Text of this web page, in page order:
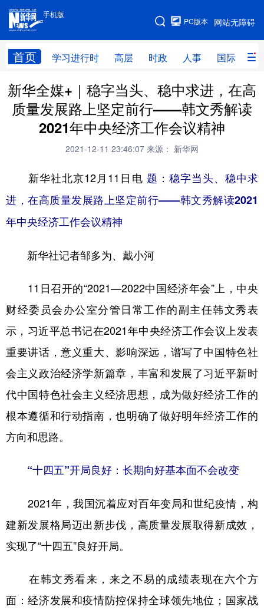
手机版
网站无障碍
PC版本
首页 学习进行时 高层 时政 人事 国际 财
手机版
网站地图
学习进行时 高层 时政 人事
国际 财经 网评 港澳
思客智库 全球连线 教育
文化 健康
食品 人居 信息化
学术中国 乡村振兴 银龄 溯源中国
城市 旅游 能源 会展
彩票 娱乐 时尚 悦读
公益 一带一路 亚太网 上市公司
地方频道
浙江 安徽 福建 江西
山东 河南 湖北 湖南
四川 贵州 云南 西藏
陕西 甘肃 青海 宁夏
新华全媒+｜稳字当头、稳中求进，在高
质量发展路上坚定前行——韩文秀解读
2021年中央经济工作会议精神
2021-12-11 23:46:07 来源： 新华网
新华社北京12月11日电 题：稳字当头、稳中求
进，在高质量发展路上坚定前行——韩文秀解读2021
年中央经济工作会议精神
新华社记者邹多为、戴小河
11日召开的“2021—2022中国经济年会”上，中央
财经委员会办公室分管日常工作的副主任韩文秀表
示，习近平总书记在2021年中央经济工作会议上发表
重要讲话，意义重大、影响深远，谱写了中国特色社
会主义政治经济学新篇章，丰富和发展了习近平新时
代中国特色社会主义经济思想，成为做好经济工作的
根本遵循和行动指南，也明确了做好明年经济工作的
方向和思路。
“十四五”开局良好：长期向好基本面不会改变
2021年，我国沉着应对百年变局和世纪疫情，构
建新发展格局迈出新步伐，高质量发展取得新成效，
实现了“十四五”良好开局。
在韩文秀看来，来之不易的成绩表现在六个方
面：经济发展和疫情防控保持全球领先地位；国家战